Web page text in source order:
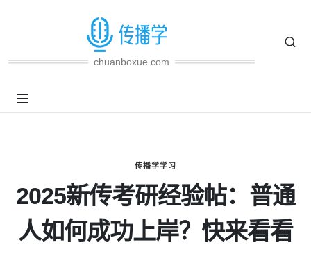
chuanboxue.com
传播学学习
2025新传考研经验帖：普通
人如何成功上岸？快来看看